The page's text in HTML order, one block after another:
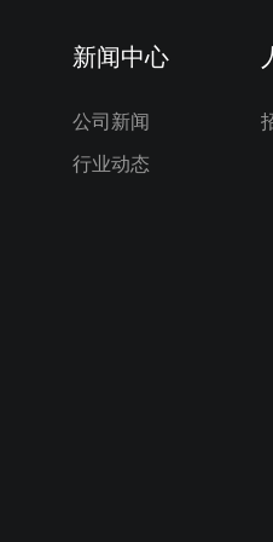
新闻中心
公司新闻
行业动态